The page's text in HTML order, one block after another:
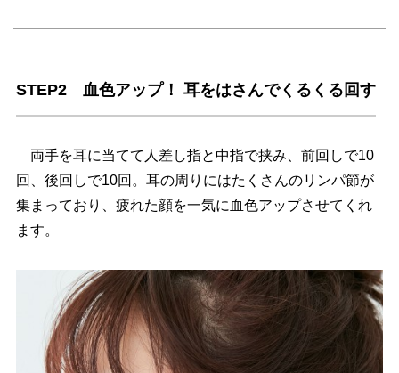
STEP2 血色アップ！ 耳をはさんでくるくる回す
両手を耳に当てて人差し指と中指で挟み、前回しで10
回、後回しで10回。耳の周りにはたくさんのリンパ節が
集まっており、疲れた顔を一気に血色アップさせてくれ
ます。